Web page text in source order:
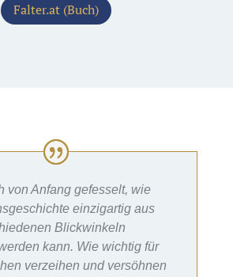
Falter.at (Buch)
von Anfang gefesselt, wie
einzigartig aus
Blickwinkeln
kann. Wie wichtig für
verzeihen und versöhnen